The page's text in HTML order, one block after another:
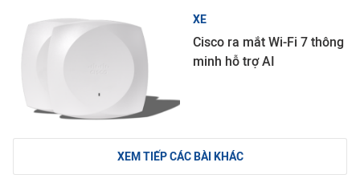
XE
Cisco ra mắt Wi-Fi 7 thông
minh hỗ trợ AI
XEM TIẾP CÁC BÀI KHÁC